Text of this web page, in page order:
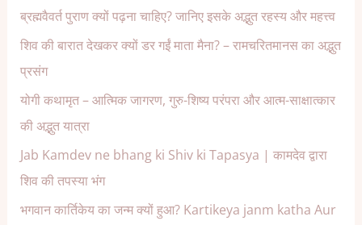
ब्रह्मवैवर्त पुराण क्यों पढ़ना चाहिए? जानिए इसके अद्भुत रहस्य और महत्त्व
शिव की बारात देखकर क्यों डर गईं माता मैना? – रामचरितमानस का अद्भुत
प्रसंग
योगी कथामृत – आत्मिक जागरण, गुरु-शिष्य परंपरा और आत्म-साक्षात्कार
की अद्भुत यात्रा
Jab Kamdev ne bhang ki Shiv ki Tapasya | कामदेव द्वारा
शिव की तपस्या भंग
भगवान कार्तिकेय का जन्म क्यों हुआ? Kartikeya janm katha Aur